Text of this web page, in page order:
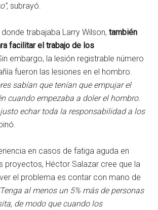
subrayó.
donde trabajaba Larry Wilson,también
facilitar el trabajo de los
embargo, la lesión registrable número
fueron las lesiones en el hombro.
sabían que tenían que empujar el
cuando empezaba a doler el hombro.
echar toda la responsabilidad a los
en casos de fatiga aguda en
proyectos, Héctor Salazar cree que la
el problema es contar con mano de
al menos un 5% más de personas
de modo que cuando los